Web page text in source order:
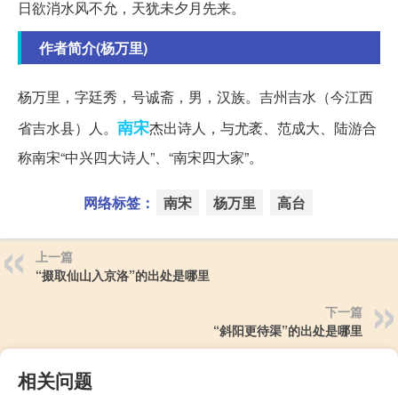
日欲消水风不允，天犹未夕月先来。
作者简介(杨万里)
杨万里，字廷秀，号诚斋，男，汉族。吉州吉水（今江西
省吉水县）人。 南宋杰出诗人，与尤袤、范成大、陆游合
称南宋“中兴四大诗人”、“南宋四大家”。
网络标签： 南宋 杨万里 高台
上一篇
“掇取仙山入京洛”的出处是哪里
下一篇
“斜阳更待渠”的出处是哪里
相关问题